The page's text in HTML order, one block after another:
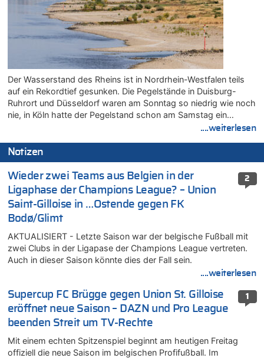
Der Wasserstand des Rheins ist in Nordrhein-Westfalen teils
auf ein Rekordtief gesunken. Die Pegelstände in Duisburg-
Ruhrort und Düsseldorf waren am Sonntag so niedrig wie noch
nie, in Köln hatte der Pegelstand schon am Samstag ein…
....weiterlesen
Notizen
2
Wieder zwei Teams aus Belgien in der
Ligaphase der Champions League? – Union
Saint-Gilloise in …Ostende gegen FK
Bodø/Glimt
AKTUALISIERT - Letzte Saison war der belgische Fußball mit
zwei Clubs in der Ligapase der Champions League vertreten.
Auch in dieser Saison könnte dies der Fall sein.
....weiterlesen
1
Supercup FC Brügge gegen Union St. Gilloise
eröffnet neue Saison – DAZN und Pro League
beenden Streit um TV-Rechte
Mit einem echten Spitzenspiel beginnt am heutigen Freitag
offiziell die neue Saison im belgischen Profifußball. Im